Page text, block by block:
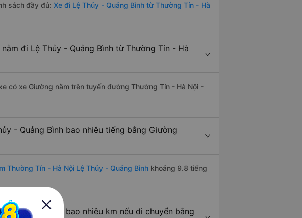
sách đầy đủ: Xe đi Lệ Thủy - Quảng Bình từ Thường Tín - Hà
đi Lệ Thủy - Quảng Bình từ Thường Tín - Hà
có xe Giường nằm trên tuyến đường Thường Tín - Hà Nội -
- Quảng Bình bao nhiêu tiếng bằng Giường
Thường Tín - Hà Nội Lệ Thủy - Quảng Bình khoảng 9.8 tiếng
- Quảng Bình bao nhiêu km nếu di chuyển bằng